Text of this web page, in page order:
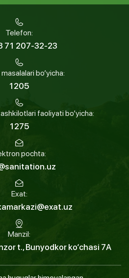
Telefon:
71 207-32-23
bo’yicha:
1205
faoliyati bo’yicha:
1275
pochta:
Exat:
Manzil:
t., Bunyodkor ko‘chasi 7A